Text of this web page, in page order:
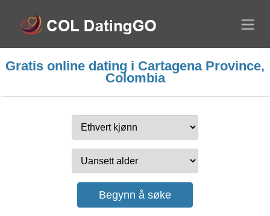
Gratis online dating i Cartagena Province,
Colombia